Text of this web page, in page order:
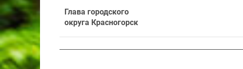
Глава городского
округа Красногорск